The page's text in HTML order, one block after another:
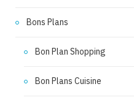
Bons Plans
Bon Plan Shopping
Bon Plans Cuisine